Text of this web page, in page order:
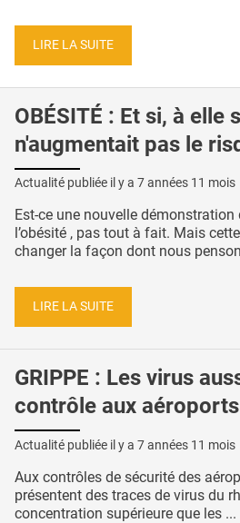
LIRE LA SUITE
OBÉSITÉ : Et si, à elle
n'augmentait pas le
Actualité publiée il y a 7 années 11 mois
Est-ce une nouvelle démonstration
l’obésité , pas tout à fait. Mais
changer la façon dont nous
LIRE LA SUITE
GRIPPE : Les virus
contrôle aux aéroports
Actualité publiée il y a 7 années 11 mois
Aux contrôles de sécurité des
présentent des traces de virus du
concentration supérieure que les ...